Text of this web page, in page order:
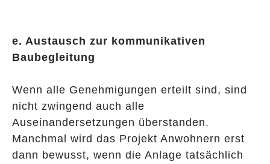
e. Austausch zur kommunikativen
Baubegleitung
Wenn alle Genehmigungen erteilt sind, sind
nicht zwingend auch alle
Auseinandersetzungen überstanden.
Manchmal wird das Projekt Anwohnern erst
dann bewusst, wenn die Anlage tatsächlich